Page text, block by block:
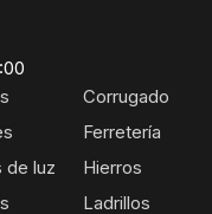
de luz
Corrugado
Ferretería
Hierros
Ladrillos